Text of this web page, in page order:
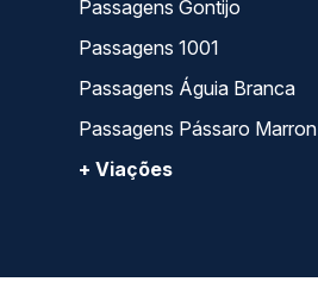
Passagens Gontijo
Passagens 1001
Passagens Águia Branca
Passagens Pássaro Marron
+ Viações